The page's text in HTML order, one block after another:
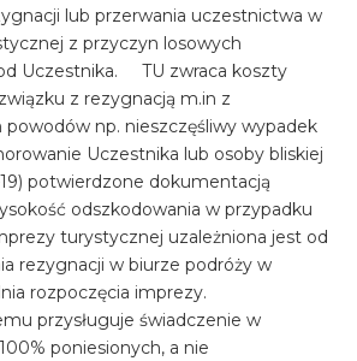
lub przerwania uczestnictwa w
z przyczyn losowych
Uczestnika. TU zwraca koszty
z rezygnacją m.in z
powodów np. nieszczęśliwy wypadek
Uczestnika lub osoby bliskiej
potwierdzone dokumentacją
odszkodowania w przypadku
turystycznej uzależniona jest od
rezygnacji w biurze podróży w
rozpoczęcia imprezy.
przysługuje świadczenie w
poniesionych, a nie